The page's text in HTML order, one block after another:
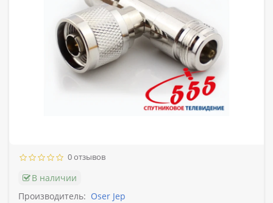
0 отзывов
В наличии
Производитель: Oser Jep